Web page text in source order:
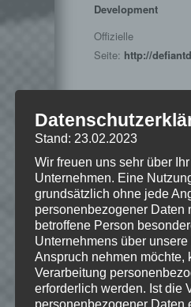
Development
Offizielle
Seite: http://
Wenn Dir das Spiel
unterstütze bitte die
kaufe Dir das Spiel
Steamstore:http://
© 2012 Defiant
Stand: 23.02.2023
Wir freuen uns sehr über
Unternehmen. Eine
grundsätzlich ohne jede
personenbezogener Daten
betroffene Person
Unternehmens über
Anspruch nehmen möchte,
Verarbeitung
erforderlich werden. Ist die
personenbezogener Daten